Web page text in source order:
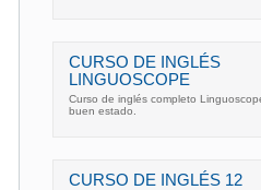
CURSO DE INGLÉS
LINGUOSCOPE
Curso de inglés completo
buen estado.
CURSO DE INGLÉS 12